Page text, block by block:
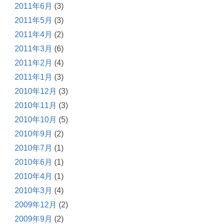
2011年6月 (3)
2011年5月 (3)
2011年4月 (2)
2011年3月 (6)
2011年2月 (4)
2011年1月 (3)
2010年12月 (3)
2010年11月 (3)
2010年10月 (5)
2010年9月 (2)
2010年7月 (1)
2010年6月 (1)
2010年4月 (1)
2010年3月 (4)
2009年12月 (2)
2009年9月 (2)